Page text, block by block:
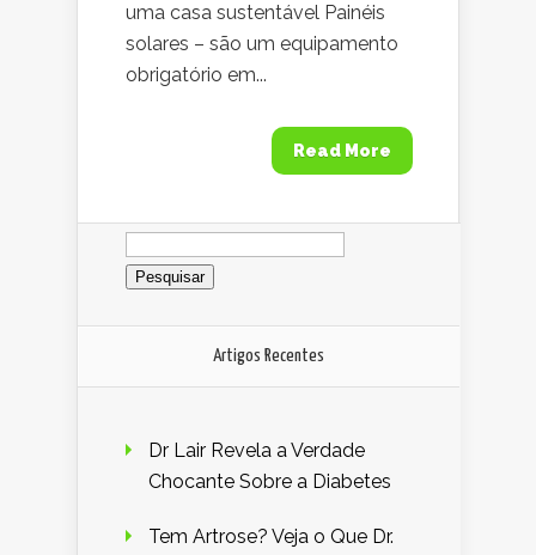
uma casa sustentável Painéis
solares – são um equipamento
obrigatório em...
Read More
Pesquisar
por:
Artigos Recentes
Dr Lair Revela a Verdade
Chocante Sobre a Diabetes
Tem Artrose? Veja o Que Dr.